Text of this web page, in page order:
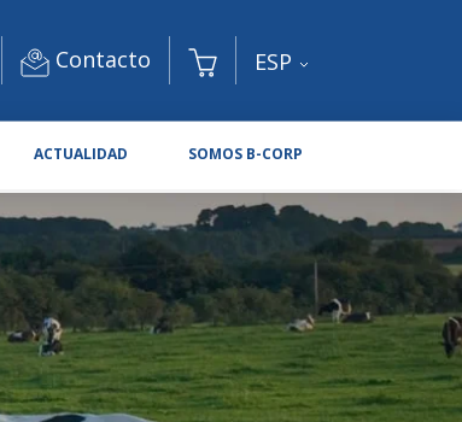
Contacto ESP
ACTUALIDAD SOMOS B-CORP